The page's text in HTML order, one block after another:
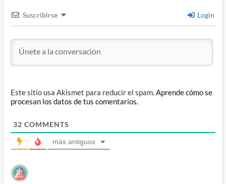
Suscribirse Login
Este sitio usa Akismet para reducir el spam.Aprende cómo se
procesan los datos de tus comentarios.
32 COMMENTS
más antiguos